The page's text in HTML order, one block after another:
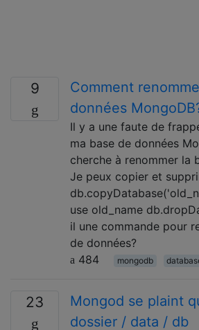
9
Comment
données
Il y a une faute de
ma base de données
cherche à renommer la
Je peux copier et
use old_name
il une commande pour
de données?
484
mongodb
23
Mongod se plaint
dossier / data / db